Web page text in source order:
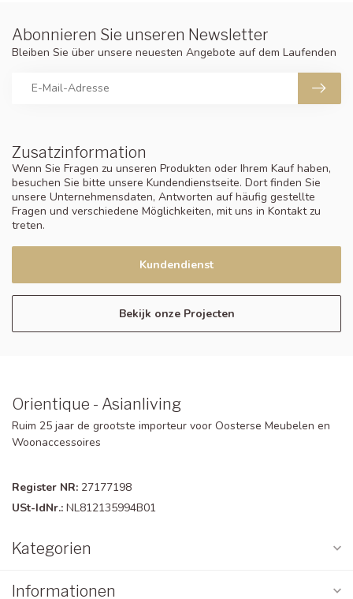
Zusatzinformation
Wenn Sie Fragen zu unseren Produkten oder Ihrem Kauf haben,
besuchen Sie bitte unsere Kundendienstseite. Dort finden Sie
unsere Unternehmensdaten, Antworten auf häufig gestellte
Fragen und verschiedene Möglichkeiten, mit uns in Kontakt zu
treten.
Kundendienst
Bekijk onze Projecten
Abonnieren Sie unseren Newsletter
Bleiben Sie über unsere neuesten Angebote auf dem Laufenden
Orientique - Asianliving
Ruim 25 jaar de grootste importeur voor Oosterse Meubelen en
Woonaccessoires
Register NR: 27177198
USt-IdNr.: NL812135994B01
Kategorien
Informationen